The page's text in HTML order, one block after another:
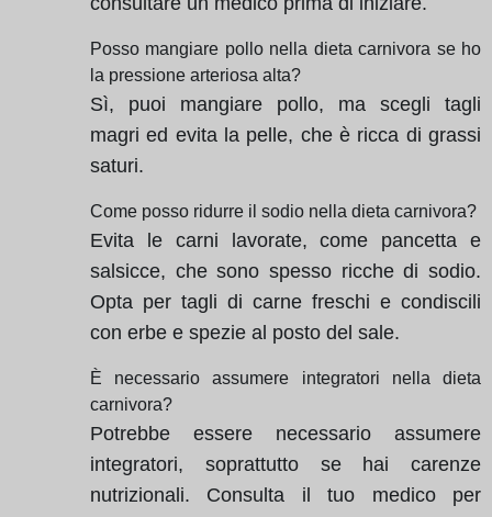
Posso mangiare pollo nella dieta carnivora se ho
la pressione arteriosa alta?
Sì, puoi mangiare pollo, ma scegli tagli
magri ed evita la pelle, che è ricca di grassi
saturi.
Come posso ridurre il sodio nella dieta carnivora?
Evita le carni lavorate, come pancetta e
salsicce, che sono spesso ricche di sodio.
Opta per tagli di carne freschi e condiscili
con erbe e spezie al posto del sale.
È necessario assumere integratori nella dieta
carnivora?
Potrebbe essere necessario assumere
integratori, soprattutto se hai carenze
nutrizionali. Consulta il tuo medico per